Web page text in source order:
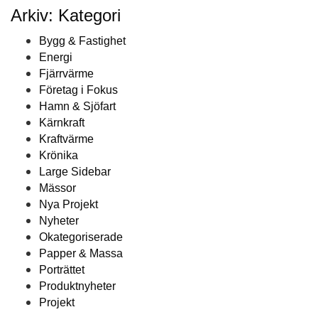
Arkiv: Kategori
Bygg & Fastighet
Energi
Fjärrvärme
Företag i Fokus
Hamn & Sjöfart
Kärnkraft
Kraftvärme
Krönika
Large Sidebar
Mässor
Nya Projekt
Nyheter
Okategoriserade
Papper & Massa
Porträttet
Produktnyheter
Projekt